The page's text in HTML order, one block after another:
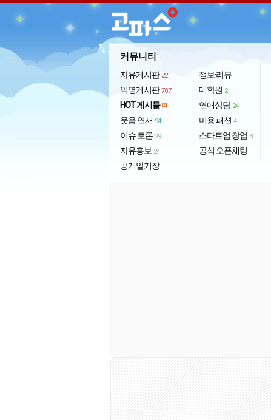
커뮤니티
자유게시판 221
익명게시판 787
HOT 게시물
웃음·연재 94
이슈·토론 29
자유홍보 24
공개일기장
정보·리뷰
대학원 2
연애상담 24
미용·패션 4
스타트업·창업 3
공식 오픈채팅
import_export